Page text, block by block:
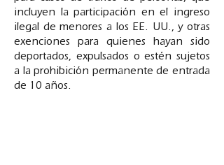
incluyen la participación en el ingreso
ilegal de menores a los EE. UU., y otras
exenciones para quienes hayan sido
deportados, expulsados o estén sujetos
a la prohibición permanente de entrada
de 10 años.